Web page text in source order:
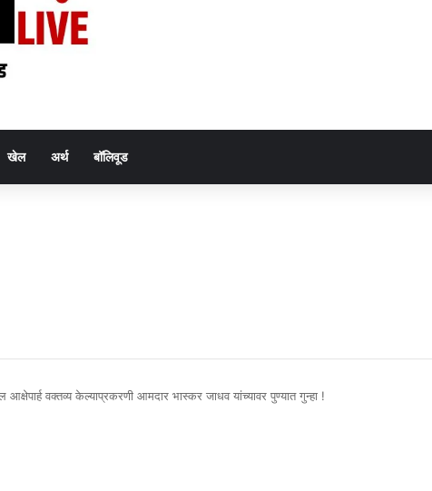
खेल अर्थ बॉलिवूड
आक्षेपार्ह वक्तव्य केल्याप्रकरणी आमदार भास्कर जाधव यांच्यावर पुण्यात गुन्हा !